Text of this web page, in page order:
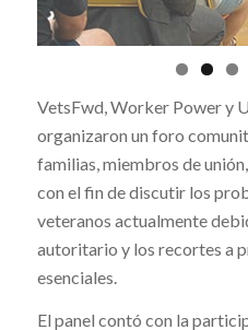
VetsFwd, Worker Power y
organizaron un foro
familias, miembros de
con el fin de discutir los
veteranos actualmente
autoritario y los recortes a
esenciales.
El panel contó con la